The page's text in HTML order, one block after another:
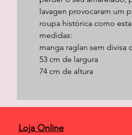
lavagen provocaram um
roupa histórica como
medidas:
manga raglan sem divisa
53 cm de largura
74 cm de altura
Loja Online